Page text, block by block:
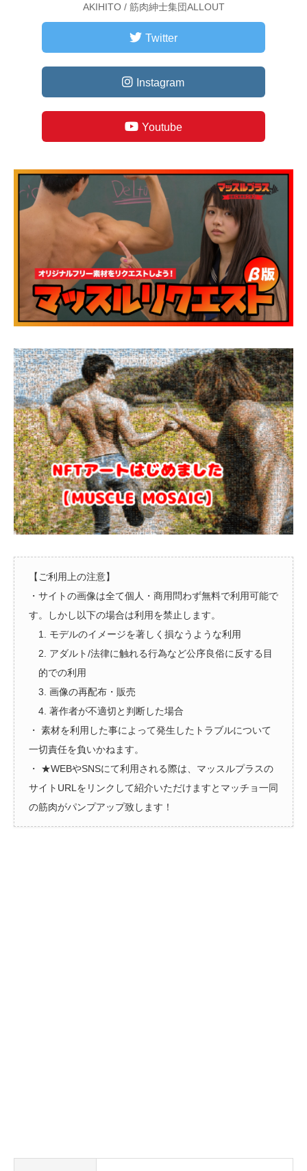
AKIHITO / 筋肉紳士集団ALLOUT
Twitter
Instagram
Youtube
【ご利用上の注意】
・サイトの画像は全て個人・商用問わず無料で利用可能で
す。しかし以下の場合は利用を禁止します。
1. モデルのイメージを著しく損なうような利用
2. アダルト/法律に触れる行為など公序良俗に反する目
的での利用
3. 画像の再配布・販売
4. 著作者が不適切と判断した場合
・ 素材を利用した事によって発生したトラブルについて
一切責任を負いかねます。
・ ★WEBやSNSにて利用される際は、マッスルプラスの
サイトURLをリンクして紹介いただけますとマッチョ一同
の筋肉がパンプアップ致します！